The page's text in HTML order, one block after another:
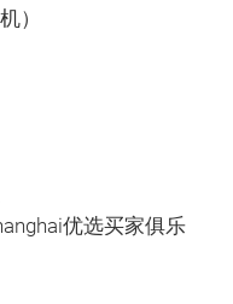
）
优选买家俱乐